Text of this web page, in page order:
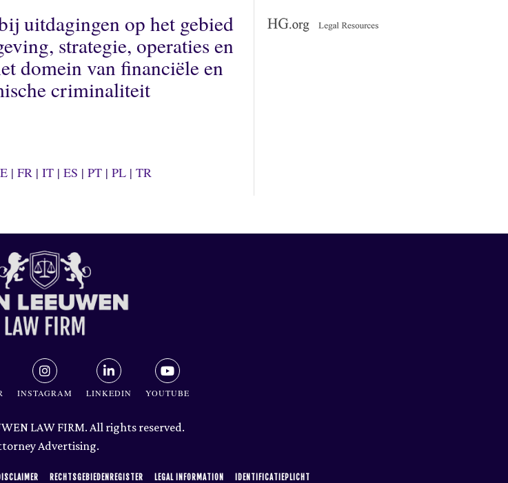
uitdagingen op het gebied
strategie, operaties en
domein van financiële en
criminaliteit
| FR | IT| ES | PT| PL| TR
INSTAGRAM LINKEDIN YOUTUBE
LAW FIRM. All rights reserved.
Advertising.
RECHTSGEBIEDENREGISTER LEGAL INFORMATION IDENTIFICATIEPLICHT